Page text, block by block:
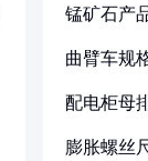
锰矿石产
曲臂车规
配电柜母
膨胀螺丝